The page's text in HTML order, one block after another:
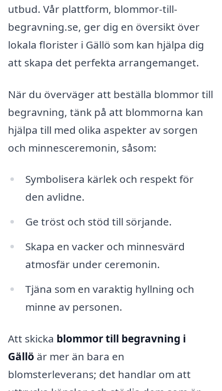
utbud. Vår plattform, blommor-till-
begravning.se, ger dig en översikt över
lokala florister i Gällö som kan hjälpa dig
att skapa det perfekta arrangemanget.
När du överväger att beställa blommor till
begravning, tänk på att blommorna kan
hjälpa till med olika aspekter av sorgen
och minnesceremonin, såsom:
Symbolisera kärlek och respekt för
den avlidne.
Ge tröst och stöd till sörjande.
Skapa en vacker och minnesvärd
atmosfär under ceremonin.
Tjäna som en varaktig hyllning och
minne av personen.
Att skicka blommor till begravning i
Gällö är mer än bara en
blomsterleverans; det handlar om att